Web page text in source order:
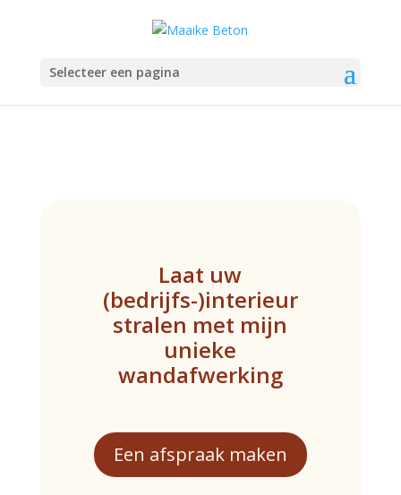
Selecteer een pagina
Laat uw
(bedrijfs-)interieur
stralen met mijn
unieke
wandafwerking
Een afspraak maken